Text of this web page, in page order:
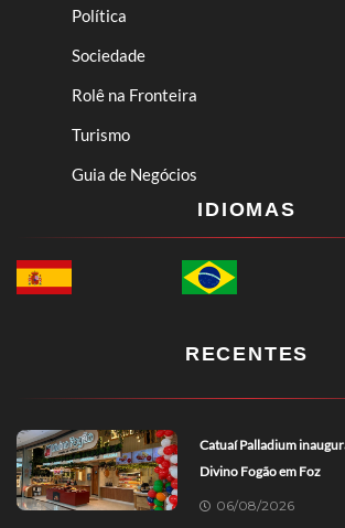
Política
Sociedade
Rolê na Fronteira
Turismo
Guia de Negócios
IDIOMAS
RECENTES
Catuaí Palladium
Divino Fogão em Foz
06/08/2026